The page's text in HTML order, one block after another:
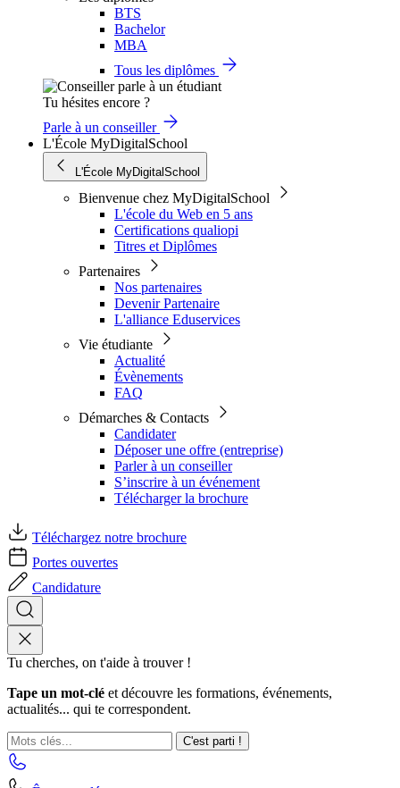
BTS
Bachelor
MBA
Tous les diplômes
Tu hésites encore ?
Parle à un conseiller
L'École MyDigitalSchool
L'École MyDigitalSchool
Bienvenue chez MyDigitalSchool
L'école du Web en 5 ans
Certifications qualiopi
Titres et Diplômes
Partenaires
Nos partenaires
Devenir Partenaire
L'alliance Eduservices
Vie étudiante
Actualité
Évènements
FAQ
Démarches & Contacts
Candidater
Déposer une offre (entreprise)
Parler à un conseiller
S’inscrire à un événement
Télécharger la brochure
Téléchargez notre brochure
Portes ouvertes
Candidature
Tu cherches, on t'aide à trouver !
Tape un mot-clé et découvre les formations, événements,
actualités... qui te correspondent.
C'est parti !